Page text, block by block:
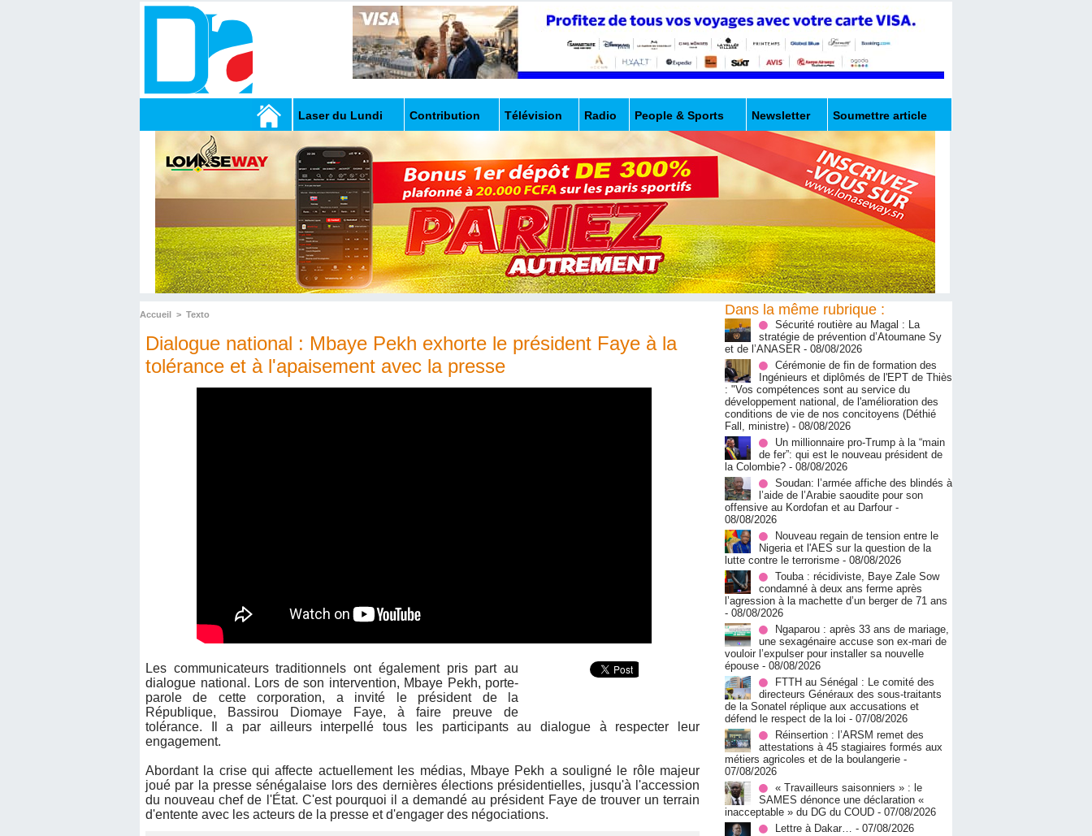
Laser du Lundi Contribution Télévision Radio People & Sports Newsletter Soumettre article
Accueil > Texto
Dialogue national : Mbaye Pekh exhorte le président Faye à la
tolérance et à l'apaisement avec la presse
Les communicateurs traditionnels ont également pris part au
dialogue national. Lors de son intervention, Mbaye Pekh, porte-
parole de cette corporation, a invité le président de la
République, Bassirou Diomaye Faye, à faire preuve de
tolérance. Il a par ailleurs interpellé tous les participants au dialogue à respecter leur
engagement.
Abordant la crise qui affecte actuellement les médias, Mbaye Pekh a souligné le rôle majeur
joué par la presse sénégalaise lors des dernières élections présidentielles, jusqu'à l'accession
du nouveau chef de l'État. C'est pourquoi il a demandé au président Faye de trouver un terrain
d'entente avec les acteurs de la presse et d'engager des négociations.
Dans la même rubrique :
Sécurité routière au Magal : La
stratégie de prévention d’Atoumane Sy
et de l’ANASER - 08/08/2026
Cérémonie de fin de formation des
Ingénieurs et diplômés de l'EPT de Thiès
: "Vos compétences sont au service du
développement national, de l'amélioration des
conditions de vie de nos concitoyens (Déthié
Fall, ministre) - 08/08/2026
Un millionnaire pro-Trump à la “main
de fer”: qui est le nouveau président de
la Colombie? - 08/08/2026
Soudan: l’armée affiche des blindés à
l’aide de l’Arabie saoudite pour son
offensive au Kordofan et au Darfour -
08/08/2026
Nouveau regain de tension entre le
Nigeria et l'AES sur la question de la
lutte contre le terrorisme - 08/08/2026
Touba : récidiviste, Baye Zale Sow
condamné à deux ans ferme après
l’agression à la machette d’un berger de 71 ans
- 08/08/2026
Ngaparou : après 33 ans de mariage,
une sexagénaire accuse son ex-mari de
vouloir l’expulser pour installer sa nouvelle
épouse - 08/08/2026
FTTH au Sénégal : Le comité des
directeurs Généraux des sous-traitants
de la Sonatel réplique aux accusations et
défend le respect de la loi - 07/08/2026
Réinsertion : l’ARSM remet des
attestations à 45 stagiaires formés aux
métiers agricoles et de la boulangerie -
07/08/2026
« Travailleurs saisonniers » : le
SAMES dénonce une déclaration «
inacceptable » du DG du COUD - 07/08/2026
Lettre à Dakar… - 07/08/2026